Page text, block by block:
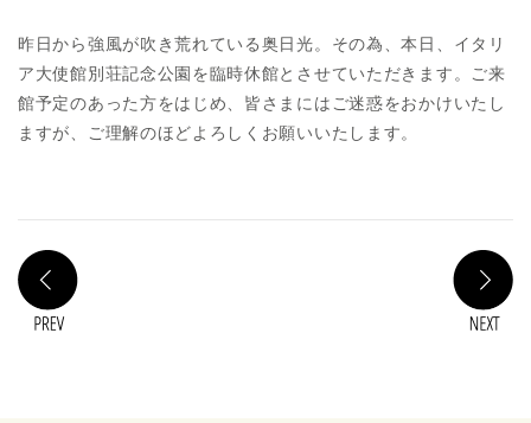
昨日から強風が吹き荒れている奥日光。その為、本日、イタリ
ア大使館別荘記念公園を臨時休館とさせていただきます。ご来
館予定のあった方をはじめ、皆さまにはご迷惑をおかけいたし
ますが、ご理解のほどよろしくお願いいたします。